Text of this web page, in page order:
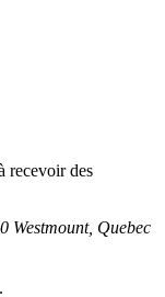
recevoir des
Westmount, Quebec